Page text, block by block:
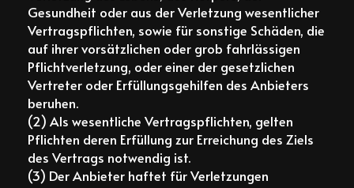
Gesundheit oder aus der Verletzung wesentlicher
Vertragspflichten, sowie für sonstige Schäden, die
auf ihrer vorsätzlichen oder grob fahrlässigen
Pflichtverletzung, oder einer der gesetzlichen
Vertreter oder Erfüllungsgehilfen des Anbieters
beruhen.
(2) Als wesentliche Vertragspflichten, gelten
Pflichten deren Erfüllung zur Erreichung des Ziels
des Vertrags notwendig ist.
(3) Der Anbieter haftet für Verletzungen